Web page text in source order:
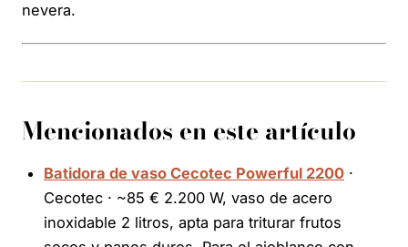
nevera.
Mencionados en este artículo
Batidora de vaso Cecotec Powerful 2200 ·
Cecotec · ~85 € 2.200 W, vaso de acero
inoxidable 2 litros, apta para triturar frutos